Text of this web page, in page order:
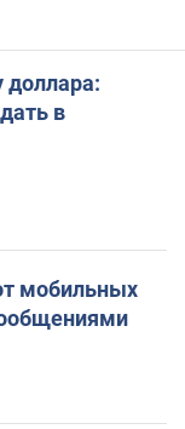
доллара:
в
мобильных